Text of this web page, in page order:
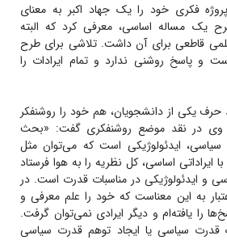
فکری خود را یک جهاد اکبر به معنای
یک مساله اساسی، معرفی کرد که البته
قاطعی برای آن داشت. تلاشی برای طرح
پاسخ روشنی ندارد و تمام ایرادات را
حرف یکی از دانشجویان، هم خود را روشنفکر
در نقد موضع روشنفکری گفت: «بحث
ایدئولوژیکی است که می‌توان مثل
ایراداتی اساسی، کل نظریه را به هوا فرستاد
ایدئولوژیکی در مناسبات قدرت است. در
به‌ این معناست که خود را علم معرفی و
را یافته‌ام و دیگر ایرادی نمی‌توان گرفت.
قدرت سیاسی یا ایجاد توهم قدرت سیاسی